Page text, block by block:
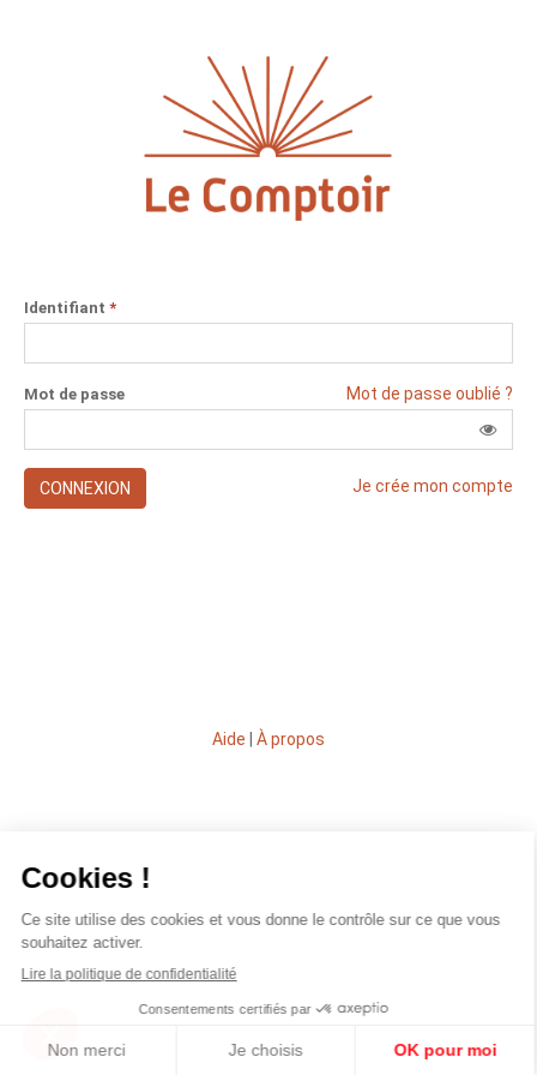
Identifiant *
Mot de passe oublié ?
Mot de passe
CONNEXION Je crée mon compte
Aide À propos